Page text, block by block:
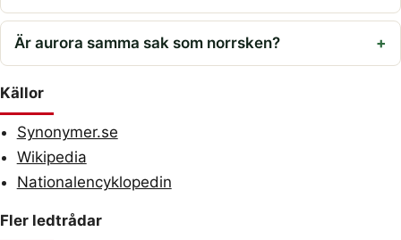
Är aurora samma sak som norrsken?
Källor
Synonymer.se
Wikipedia
Nationalencyklopedin
Fler ledtrådar